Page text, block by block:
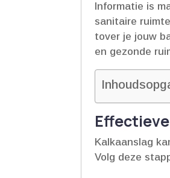
Informatie is
sanitaire
tover je jouw
en gezonde
Kalkaanslag
Volg deze